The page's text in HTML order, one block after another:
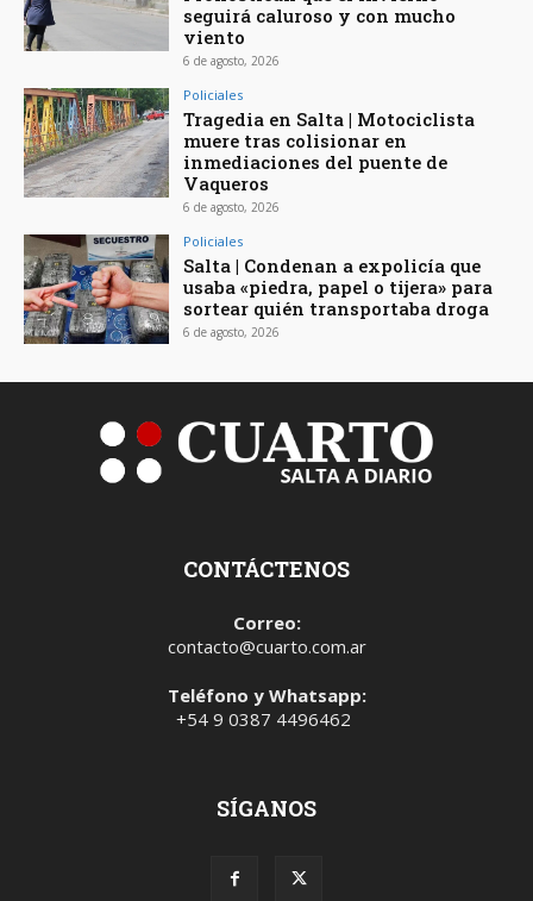
seguirá caluroso y con mucho
viento
6 de agosto, 2026
Policiales
Tragedia en Salta | Motociclista
muere tras colisionar en
inmediaciones del puente de
Vaqueros
6 de agosto, 2026
Policiales
Salta | Condenan a expolicía que
usaba «piedra, papel o tijera» para
sortear quién transportaba droga
6 de agosto, 2026
CONTÁCTENOS
Correo:
contacto@cuarto.com.ar
Teléfono y Whatsapp:
+54 9 0387 4496462
SÍGANOS